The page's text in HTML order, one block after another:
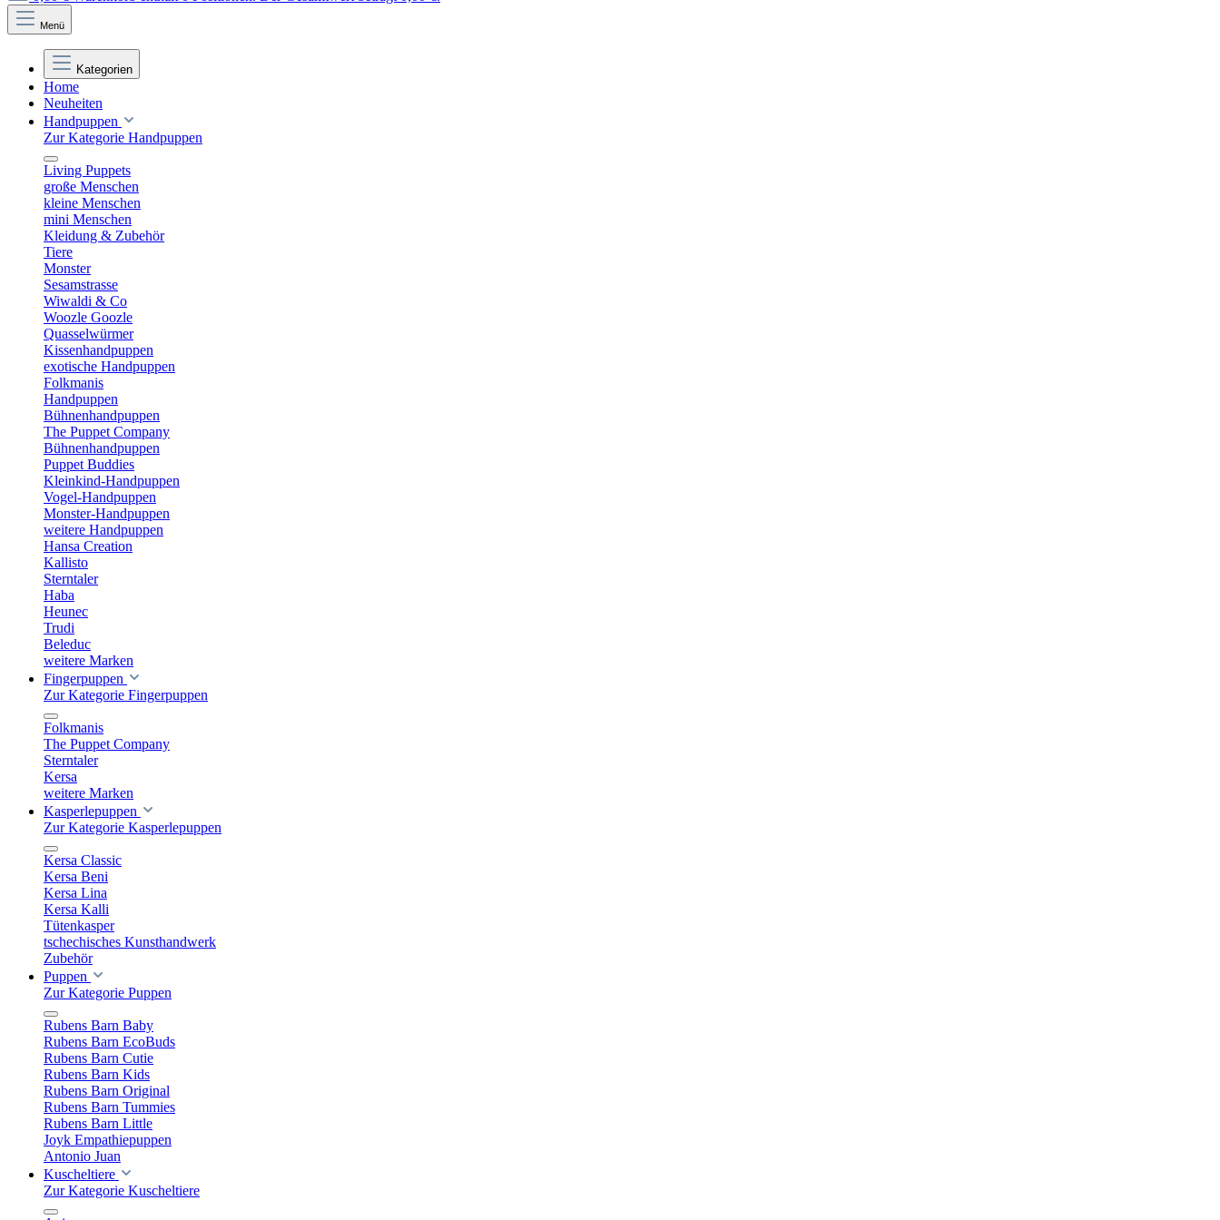
Menü
Kategorien
Home
Neuheiten
Handpuppen
Zur Kategorie Handpuppen
Living Puppets
große Menschen
kleine Menschen
mini Menschen
Kleidung & Zubehör
Tiere
Monster
Sesamstrasse
Wiwaldi & Co
Woozle Goozle
Quasselwürmer
Kissenhandpuppen
exotische Handpuppen
Folkmanis
Handpuppen
Bühnenhandpuppen
The Puppet Company
Bühnenhandpuppen
Puppet Buddies
Kleinkind-Handpuppen
Vogel-Handpuppen
Monster-Handpuppen
weitere Handpuppen
Hansa Creation
Kallisto
Sterntaler
Haba
Heunec
Trudi
Beleduc
weitere Marken
Fingerpuppen
Zur Kategorie Fingerpuppen
Folkmanis
The Puppet Company
Sterntaler
Kersa
weitere Marken
Kasperlepuppen
Zur Kategorie Kasperlepuppen
Kersa Classic
Kersa Beni
Kersa Lina
Kersa Kalli
Tütenkasper
tschechisches Kunsthandwerk
Zubehör
Puppen
Zur Kategorie Puppen
Rubens Barn Baby
Rubens Barn EcoBuds
Rubens Barn Cutie
Rubens Barn Kids
Rubens Barn Original
Rubens Barn Tummies
Rubens Barn Little
Joyk Empathiepuppen
Antonio Juan
Kuscheltiere
Zur Kategorie Kuscheltiere